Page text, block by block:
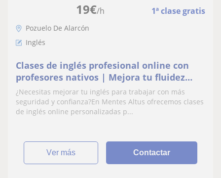
19€/h 1ª clase gratis
Pozuelo De Alarcón
Inglés
Clases de inglés profesional online con
profesores nativos | Mejora tu fluidez
laboral desde casa
¿Necesitas mejorar tu inglés para trabajar con más
seguridad y confianza?En Mentes Altus ofrecemos clases
de inglés online personalizadas p...
ver más Contactar